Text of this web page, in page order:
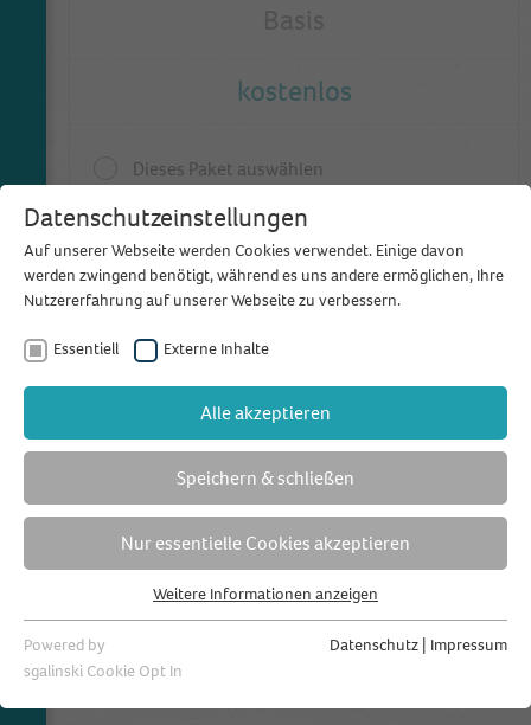
kostenlos
Dieses Paket auswählen
kostenlos
testen!
Standard
17,90 €
Ihre Auswahl
Premium
33,90 €/mtl.2
Dieses Paket auswählen
Datenschutzeinstellungen
Auf unserer Webseite werden Cookies verwendet. Einige davon
werden zwingend benötigt, während es uns andere ermöglichen, Ihre
Nutzererfahrung auf unserer Webseite zu verbessern.
Essentiell Externe Inhalte
Alle akzeptieren
Speichern & schließen
Nur essentielle Cookies akzeptieren
Essentielle Cookies werden für grundlegende Funktionen der
Webseite benötigt. Dadurch ist gewährleistet, dass die Webseite
Weitere Informationen anzeigen
Powered by
sgalinski Cookie Opt In
Datenschutz | Impressum